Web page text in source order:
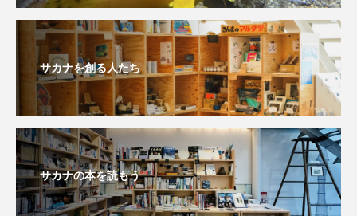
私の好きなサカナたち 稚魚 絶滅危惧種
絶滅種 繁殖 繫殖 美ら海水族館
美容 群馬県 耳石 脊索動物
自然 自然保護 自由研究
葛西臨海公園 葛西臨海水族園
サカナを創る人たち
サカナの本を読もう